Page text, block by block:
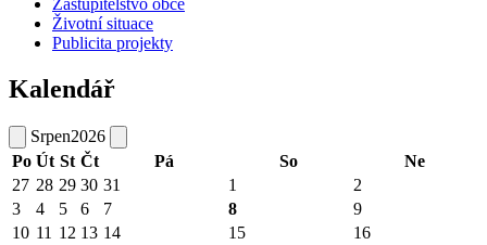
Životní situace
Publicita projekty
Kalendář
Srpen2026
Po Út St Čt Pá So
Ne
27 28 29 30 31 1
2
3
4 5 6 7 8
9
10 11 12 13 14 15 16